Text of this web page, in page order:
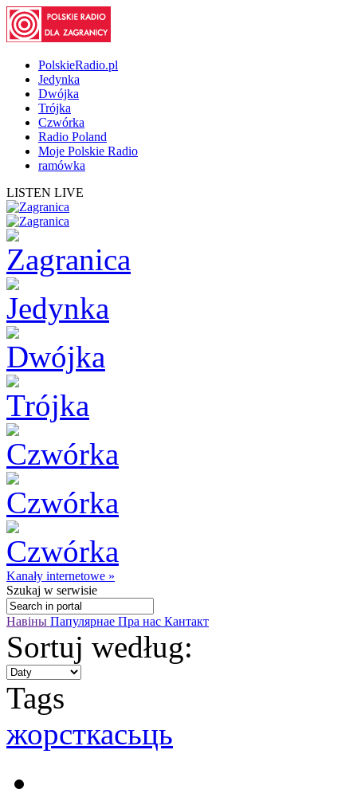
PolskieRadio.pl
Jedynka
Dwójka
Trójka
Czwórka
Radio Poland
Moje Polskie Radio
ramówka
LISTEN LIVE
Kanały internetowe »
Szukaj w serwisie
Навіны Папулярнае Пра нас Кантакт
Sortuj według:
Tags
жорсткасьць